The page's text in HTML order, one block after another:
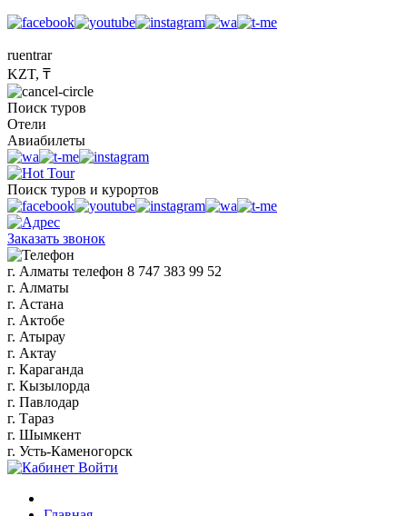
ruentrar
KZT, ₸
Поиск туров
Отели
Авиабилеты
Поиск туров и курортов
Заказать звонок
г. Алматы телефон 8 747 383 99 52
г. Алматы
г. Астана
г. Актобе
г. Атырау
г. Актау
г. Караганда
г. Кызылорда
г. Павлодар
г. Тараз
г. Шымкент
г. Усть-Каменогорск
Войти